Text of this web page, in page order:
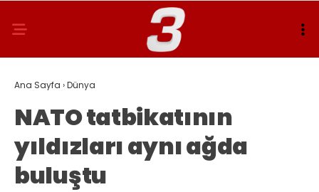
Ana Sayfa ›Dünya
NATO tatbikatının
yıldızları aynı ağda
buluştu